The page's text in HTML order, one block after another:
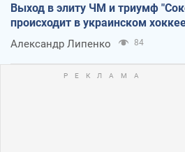
Выход в элиту ЧМ и триумф
происходит в украинском
Александр Липенко 84